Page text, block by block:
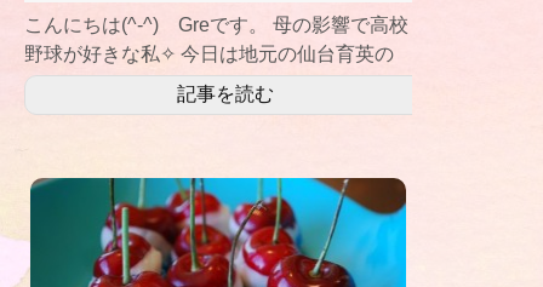
こんにちは(^-^) Greです。 母の影響で高校
野球が好きな私✧ 今日は地元の仙台育英の
試合がありました。
記事を読む